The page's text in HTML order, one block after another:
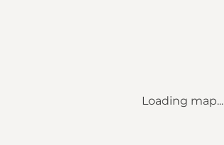
Loading map...